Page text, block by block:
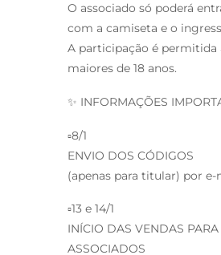
O associado só poderá
com a camiseta e o
A participação é permitida
maiores de 18 anos.
✨ INFORMAÇÕES
▫️8/1
ENVIO DOS CÓDIGOS
(apenas para titular) por e-
▫️13 e 14/1
INÍCIO DAS VENDAS PARA
ASSOCIADOS